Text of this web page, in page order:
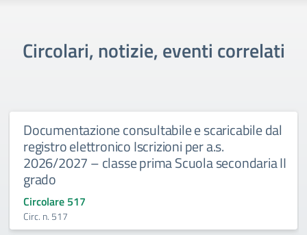
Circolari, notizie, eventi correlati
Documentazione consultabile e scaricabile dal
registro elettronico Iscrizioni per a.s.
2026/2027 – classe prima Scuola secondaria II
grado
Circolare 517
Circ. n. 517